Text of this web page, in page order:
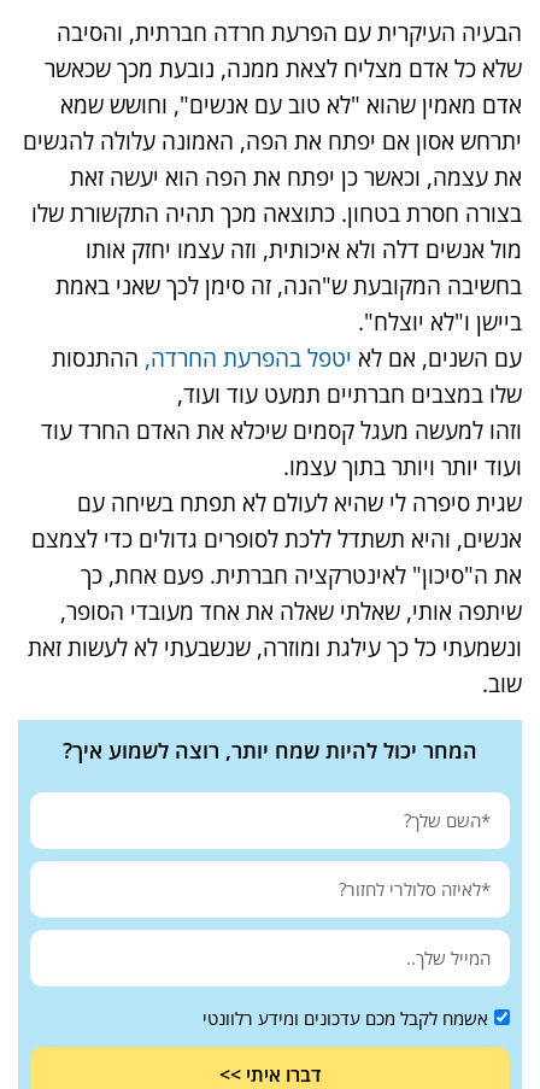
הבעיה העיקרית עם הפרעת חרדה חברתית, והסיבה
שלא כל אדם מצליח לצאת ממנה, נובעת מכך שכאשר
אדם מאמין שהוא "לא טוב עם אנשים", וחושש שמא
יתרחש אסון אם יפתח את הפה, האמונה עלולה להגשים
את עצמה, וכאשר כן יפתח את הפה הוא יעשה זאת
בצורה חסרת בטחון. כתוצאה מכך תהיה התקשורת שלו
מול אנשים דלה ולא איכותית, וזה עצמו יחזק אותו
בחשיבה המקובעת ש"הנה, זה סימן לכך שאני באמת
ביישן ו"לא יוצלח".
עם השנים, אם לא יטפל בהפרעת החרדה, ההתנסות
שלו במצבים חברתיים תמעט עוד ועוד,
וזהו למעשה מעגל קסמים שיכלא את האדם החרד עוד
ועוד יותר ויותר בתוך עצמו.
שגית סיפרה לי שהיא לעולם לא תפתח בשיחה עם
אנשים, והיא תשתדל ללכת לסופרים גדולים כדי לצמצם
את ה"סיכון" לאינטרקציה חברתית. פעם אחת, כך
שיתפה אותי, שאלתי שאלה את אחד מעובדי הסופר,
ונשמעתי כל כך עילגת ומוזרה, שנשבעתי לא לעשות זאת
שוב.
המחר יכול להיות שמח יותר, רוצה לשמוע איך?
אשמח לקבל מכם עדכונים ומידע רלוונטי
דברו איתי >>